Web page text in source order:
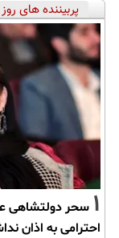
پربیننده های روز
1 سحر دولتشاهی
احترامی به اذان